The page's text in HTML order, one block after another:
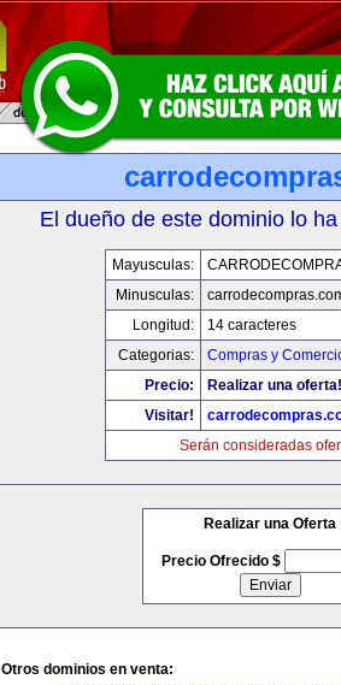
El dueño de este dominio lo
Mayusculas:
Minusculas:
Longitud:
14 caracteres
Categorias:
Compras y
Precio:
Realizar una oferta!
Visitar!
Serán consideradas
Realizar una Oferta
Precio Ofrecido $
Otros dominios en venta: